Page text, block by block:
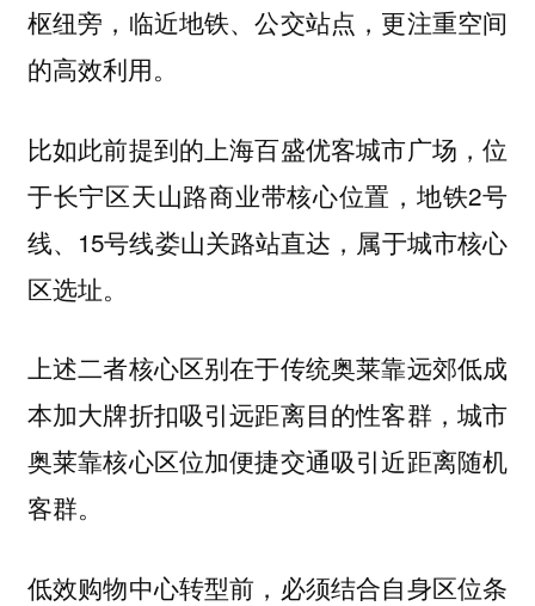
枢纽旁，临近地铁、公交站点，更注重空间
的高效利用。
比如此前提到的上海百盛优客城市广场，位
于长宁区天山路商业带核心位置，地铁2号
线、15号线娄山关路站直达，属于城市核心
区选址。
上述二者核心区别在于传统奥莱靠远郊低成
本加大牌折扣吸引远距离目的性客群，城市
奥莱靠核心区位加便捷交通吸引近距离随机
客群。
低效购物中心转型前，必须结合自身区位条